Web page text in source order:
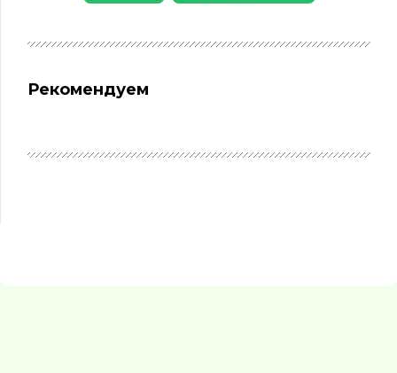
Рекомендуем